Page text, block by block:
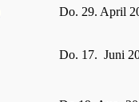
Do. 29. April
Do. 17. Juni